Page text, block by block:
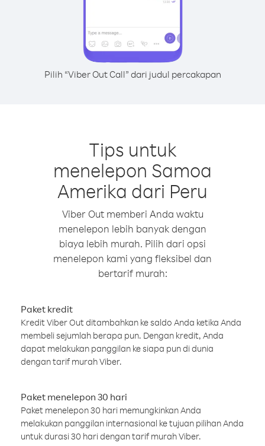
Pilih “Viber Out Call” dari judul percakapan
Tips untuk
menelepon Samoa
Amerika dari Peru
Viber Out memberi Anda waktu
menelepon lebih banyak dengan
biaya lebih murah. Pilih dari opsi
menelepon kami yang fleksibel dan
bertarif murah:
Paket kredit
Kredit Viber Out ditambahkan ke saldo Anda ketika Anda
membeli sejumlah berapa pun. Dengan kredit, Anda
dapat melakukan panggilan ke siapa pun di dunia
dengan tarif murah Viber.
Paket menelepon 30 hari
Paket menelepon 30 hari memungkinkan Anda
melakukan panggilan internasional ke tujuan pilihan Anda
untuk durasi 30 hari dengan tarif murah Viber.